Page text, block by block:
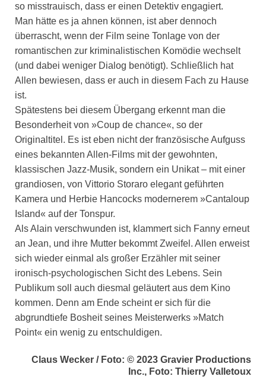
so misstrauisch, dass er einen Detektiv engagiert.
Man hätte es ja ahnen können, ist aber dennoch
überrascht, wenn der Film seine Tonlage von der
romantischen zur kriminalistischen Komödie wechselt
(und dabei weniger Dialog benötigt). Schließlich hat
Allen bewiesen, dass er auch in diesem Fach zu Hause
ist.
Spätestens bei diesem Übergang erkennt man die
Besonderheit von »Coup de chance«, so der
Originaltitel. Es ist eben nicht der französische Aufguss
eines bekannten Allen-Films mit der gewohnten,
klassischen Jazz-Musik, sondern ein Unikat – mit einer
grandiosen, von Vittorio Storaro elegant geführten
Kamera und Herbie Hancocks modernerem »Cantaloup
Island« auf der Tonspur.
Als Alain verschwunden ist, klammert sich Fanny erneut
an Jean, und ihre Mutter bekommt Zweifel. Allen erweist
sich wieder einmal als großer Erzähler mit seiner
ironisch-psychologischen Sicht des Lebens. Sein
Publikum soll auch diesmal geläutert aus dem Kino
kommen. Denn am Ende scheint er sich für die
abgrundtiefe Bosheit seines Meisterwerks »Match
Point« ein wenig zu entschuldigen.
Claus Wecker / Foto: © 2023 Gravier Productions
Inc., Foto: Thierry Valletoux